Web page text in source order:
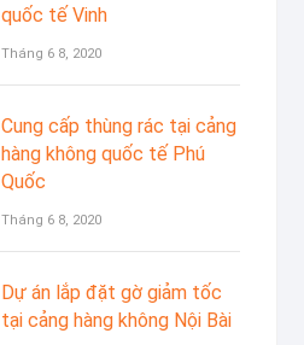
quốc tế Vinh
Tháng 6 8, 2020
Cung cấp thùng rác tại cảng
hàng không quốc tế Phú
Quốc
Tháng 6 8, 2020
Dự án lắp đặt gờ giảm tốc
tại cảng hàng không Nội Bài